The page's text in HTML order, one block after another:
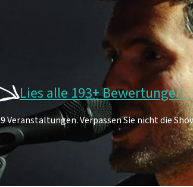
Lies alle 193+ Bewertungen
Veranstaltungen. Verpassen Sie nicht die